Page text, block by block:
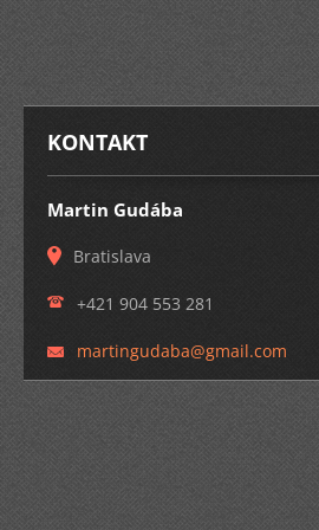
KONTAKT
Martin Gudába
Bratislava
+421 904 553 281
martingudaba@gmail.com